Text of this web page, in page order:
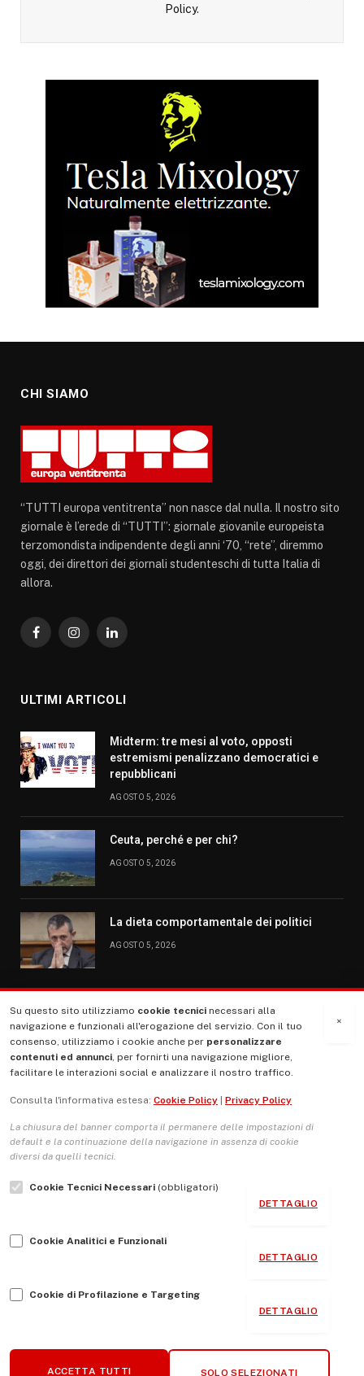
Policy.
CHI SIAMO
“TUTTI europa ventitrenta” non nasce dal nulla. Il nostro sito
giornale è l’erede di “TUTTI”: giornale giovanile europeista
terzomondista indipendente degli anni ‘70, “rete”, diremmo
oggi, dei direttori dei giornali studenteschi di tutta Italia di
allora.
FacebookInstagramLinkedIn
ULTIMI ARTICOLI
Midterm: tre mesi al voto, opposti
estremismi penalizzano democratici e
repubblicani
AGOSTO 5, 2026
Ceuta, perché e per chi?
AGOSTO 5, 2026
La dieta comportamentale dei politici
AGOSTO 5, 2026
MENU
La Nostra Storia
Le Copertine
L’Associazione
Indirizzo Socio Politico Culturale
Guida per le autrici e gli autori
×
Su questo sito utilizziamo cookie tecnici necessari alla
navigazione e funzionali all'erogazione del servizio. Con il tuo
consenso, utilizziamo i cookie anche per personalizzare
contenuti ed annunci, per fornirti una navigazione migliore,
facilitare le interazioni social e analizzare il nostro traffico.
Consulta l'informativa estesa: Cookie Policy Privacy Policy
La chiusura del banner comporta il permanere delle impostazioni di
default e la continuazione della navigazione in assenza di cookie
diversi da quelli tecnici.
Cookie Tecnici Necessari (obbligatori)
DETTAGLIO
Cookie Analitici e Funzionali
DETTAGLIO
Cookie di Profilazione e Targeting
DETTAGLIO
ACCETTA TUTTI SOLO SELEZIONATI